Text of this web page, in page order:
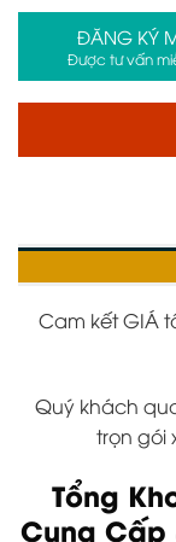
ĐĂNG KÝ
Được tư vấn
Cam kết GIÁ
Quý khách
trọn gói
Tổng
Cung Cấp